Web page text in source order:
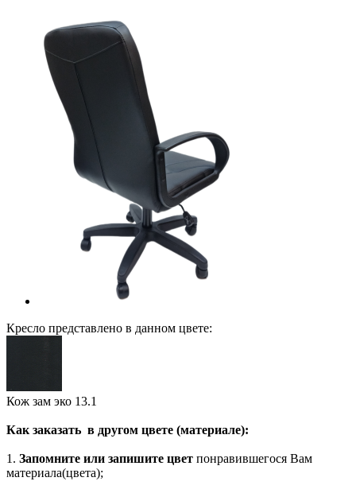
Кресло представлено в данном цвете:
Кож зам эко 13.1
Как заказать в другом цвете (материале):
1. Запомните или запишите цвет понравившегося Вам
материала(цвета);